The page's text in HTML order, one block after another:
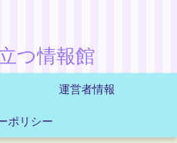
つ情報館
運営者情報
ポリシー